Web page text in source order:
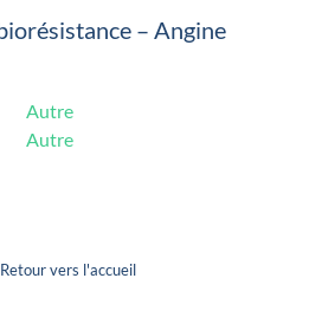
– Angine
Autre
Autre
Retour vers l'accueil